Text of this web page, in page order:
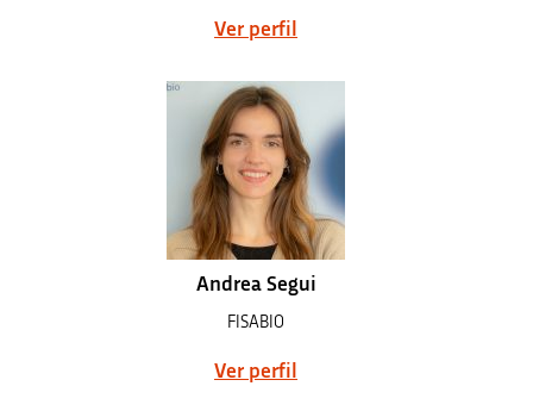
Ver perfil
Andrea Segui
FISABIO
Ver perfil